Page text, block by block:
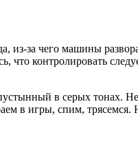
из-за чего машины
контролировать
в серых тонах.
в игры, спим, трясемся.